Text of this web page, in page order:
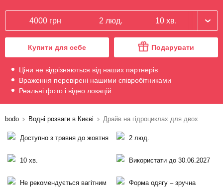
4000 грн 2 люд. 10 хв.
Купити для себе Подарувати
Ціни не відрізняються від наших партнерів
Враження перевірені нашими співробітниками
Реальні фото і відео локацій
bodo Водні розваги в Києві Драйв на гідроциклах для двох
Доступно з травня до жовтня 2 люд.
10 хв. Використати до 30.06.2027
Не рекомендується вагітним Форма одягу – зручна